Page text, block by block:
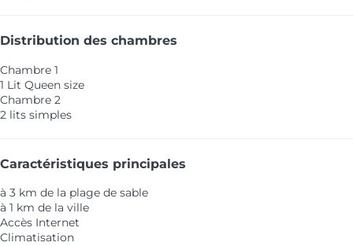
Distribution des chambres
Chambre 1
1 Lit Queen size
Chambre 2
2 lits simples
Caractéristiques principales
à 3 km de la plage de sable
à 1 km de la ville
Accès Internet
Climatisation